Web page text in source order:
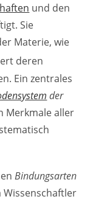
und den
Sie
Materie, wie
deren
Ein zentrales
der
Merkmale aller
Bindungsarten
Wissenschaftler